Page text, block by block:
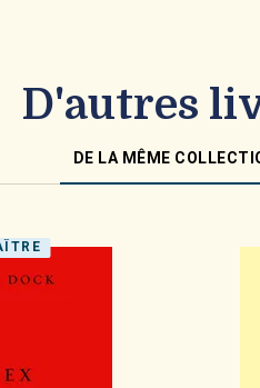
D'autres
DE LA MÊME